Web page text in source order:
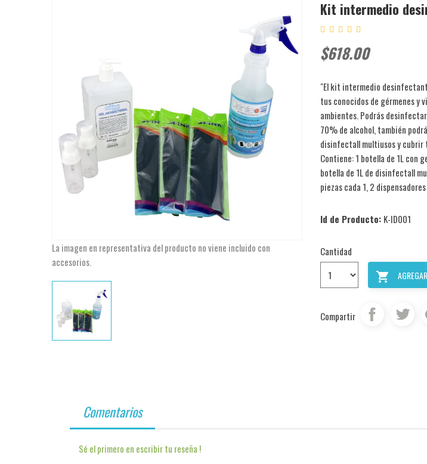
La imagen en representativa del producto no viene incluido con
accesorios.
Kit intermedio
$618.00
"El kit intermedio
tus conocidos de gérmenes y
ambientes. Podrás
70% de alcohol, también
disinfectall multiusos y cubrir
Contiene: 1 botella de 1L con
botella de 1L de disinfectall
piezas cada 1, 2
Id de Producto: K-ID001
Cantidad

Compartir
Comentarios
Sé el primero en escribir tu reseña !